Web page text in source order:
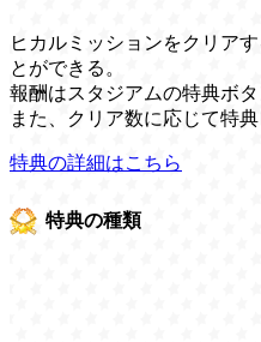
ヒカルミッションをクリア
とができる。
報酬はスタジアムの特典ボ
また、クリア数に応じて特
特典の詳細はこちら
特典の種類